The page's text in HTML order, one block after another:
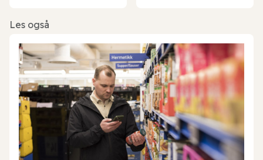
Les også